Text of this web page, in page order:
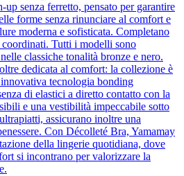
senza ferretto, pensato per garantire
forme senza rinunciare al comfort e
moderna e sofisticata. Completano
Tutti i modelli sono
classiche tonalità bronze e nero.
dedicata al comfort: la collezione è
tecnologia bonding
di elastici a diretto contatto con la
e una vestibilità impeccabile sotto
assicurano inoltre una
Con Décolleté Bra, Yamamay
della lingerie quotidiana, dove
si incontrano per valorizzare la